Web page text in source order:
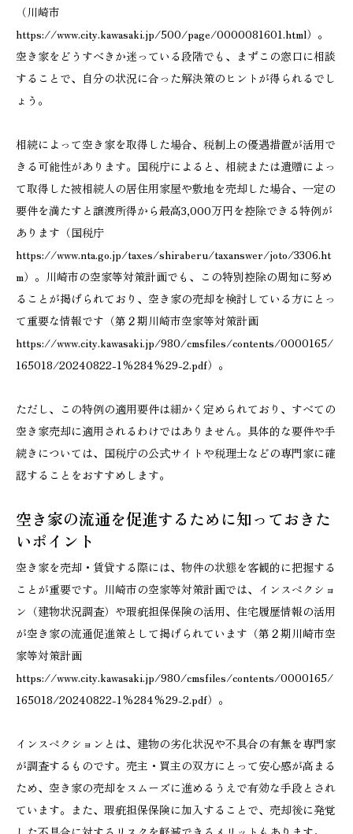
（川崎市
https://www.city.kawasaki.jp/500/page/0000081601.html）。
空き家をどうすべきか迷っている段階でも、まずこの窓口に相談
することで、自分の状況に合った解決策のヒントが得られるでし
ょう。
相続によって空き家を取得した場合、税制上の優遇措置が活用で
きる可能性があります。国税庁によると、相続または遺贈によっ
て取得した被相続人の居住用家屋や敷地を売却した場合、一定の
要件を満たすと譲渡所得から最高3,000万円を控除できる特例が
あります（国税庁
https://www.nta.go.jp/taxes/shiraberu/taxanswer/joto/3306.ht
m）。川崎市の空家等対策計画でも、この特別控除の周知に努め
ることが掲げられており、空き家の売却を検討している方にとっ
て重要な情報です（第２期川崎市空家等対策計画
https://www.city.kawasaki.jp/980/cmsfiles/contents/0000165/
165018/20240822-1%284%29-2.pdf）。
ただし、この特例の適用要件は細かく定められており、すべての
空き家売却に適用されるわけではありません。具体的な要件や手
続きについては、国税庁の公式サイトや税理士などの専門家に確
認することをおすすめします。
空き家の流通を促進するために知っておきた
いポイント
空き家を売却・賃貸する際には、物件の状態を客観的に把握する
ことが重要です。川崎市の空家等対策計画では、インスペクショ
ン（建物状況調査）や瑕疵担保保険の活用、住宅履歴情報の活用
が空き家の流通促進策として掲げられています（第２期川崎市空
家等対策計画
https://www.city.kawasaki.jp/980/cmsfiles/contents/0000165/
165018/20240822-1%284%29-2.pdf）。
インスペクションとは、建物の劣化状況や不具合の有無を専門家
が調査するものです。売主・買主の双方にとって安心感が高まる
ため、空き家の売却をスムーズに進めるうえで有効な手段とされ
ています。また、瑕疵担保保険に加入することで、売却後に発覚